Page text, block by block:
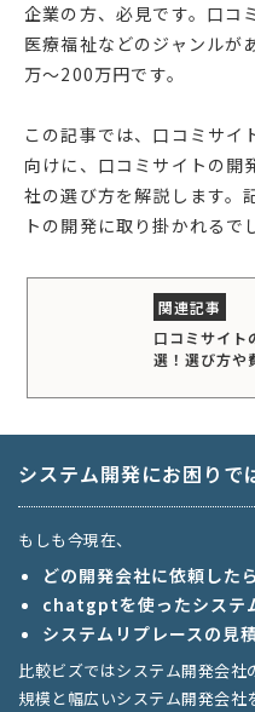
企業の方、必見です。口コ
医療福祉などのジャンルが
万〜200万円です。
この記事では、口コミサイ
向けに、口コミサイトの開
社の選び方を解説します。
トの開発に取り掛かれるで
口コミサイト
選！選び方や
システム開発にお困りで
もしも今現在、
どの開発会社に依頼した
chatgptを使ったシステ
システムリプレースの見
比較ビズではシステム開発会
規模と幅広いシステム開発会